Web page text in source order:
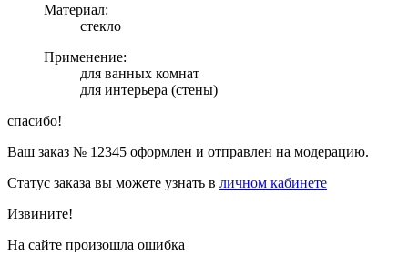
Материал:
стекло
Применение:
для ванных комнат
для интерьера (стены)
спасибо!
Ваш заказ № 12345 оформлен и отправлен на модерацию.
Статус заказа вы можете узнать в личном кабинете
Извините!
На сайте произошла ошибка